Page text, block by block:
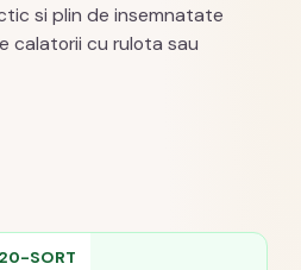
si plin de insemnatate
calatorii cu rulota sau
SORT